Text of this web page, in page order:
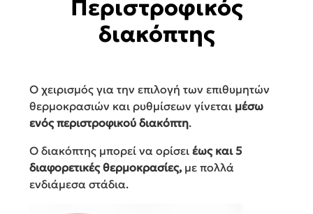
Περιστροφικός
διακόπτης
Ο χειρισμός για την επιλογή των επιθυμητών
θερμοκρασιών και ρυθμίσεων γίνεται μέσω
ενός περιστροφικού διακόπτη.
Ο διακόπτης μπορεί να ορίσει έως και 5
διαφορετικές θερμοκρασίες, με πολλά
ενδιάμεσα στάδια.